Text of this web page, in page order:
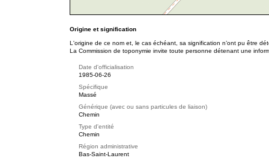
Origine et signification
L'origine de ce nom et, le cas échéant, sa signification n’ont pu être
La Commission de toponymie invite toute personne détenant une
Date d'officialisation
1985-06-26
Spécifique
Massé
Générique (avec ou sans particules de liaison)
Chemin
Type d'entité
Chemin
Région administrative
Bas-Saint-Laurent